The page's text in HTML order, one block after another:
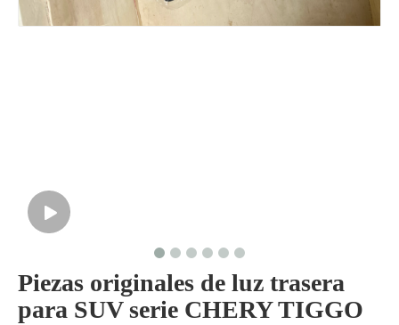
Piezas originales de luz trasera
para SUV serie CHERY TIGGO